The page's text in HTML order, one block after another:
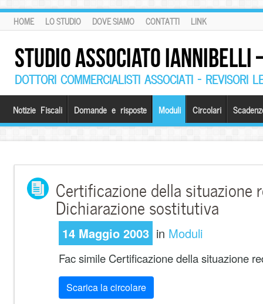
HOME LO STUDIO DOVE SIAMO CONTATTI LINK
STUDIO ASSOCIATO
DOTTORI COMMERCIALISTI ASSOCIATI – REVISORI
Notizie Fiscali Domande e risposte Moduli Circolari
Certificazione della situazione
Dichiarazione sostitutiva
14 Maggio 2003 in Moduli
Fac simile Certificazione della situazione
Scarica la circolare